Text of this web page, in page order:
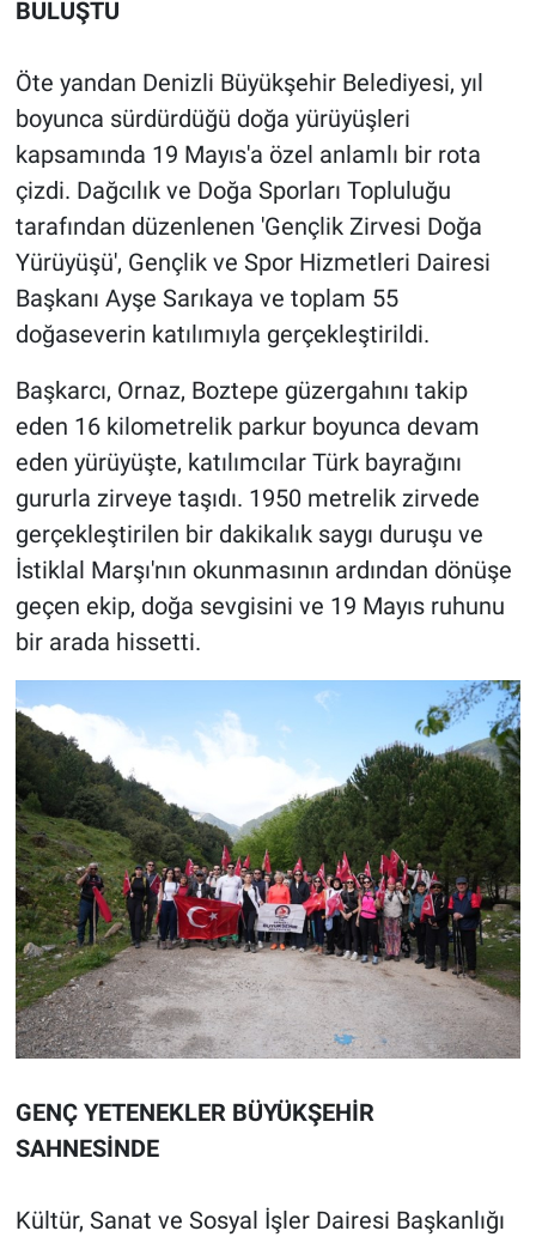
BULUŞTU
Öte yandan Denizli Büyükşehir Belediyesi, yıl
boyunca sürdürdüğü doğa yürüyüşleri
kapsamında 19 Mayıs'a özel anlamlı bir rota
çizdi. Dağcılık ve Doğa Sporları Topluluğu
tarafından düzenlenen 'Gençlik Zirvesi Doğa
Yürüyüşü', Gençlik ve Spor Hizmetleri Dairesi
Başkanı Ayşe Sarıkaya ve toplam 55
doğaseverin katılımıyla gerçekleştirildi.
Başkarcı, Ornaz, Boztepe güzergahını takip
eden 16 kilometrelik parkur boyunca devam
eden yürüyüşte, katılımcılar Türk bayrağını
gururla zirveye taşıdı. 1950 metrelik zirvede
gerçekleştirilen bir dakikalık saygı duruşu ve
İstiklal Marşı'nın okunmasının ardından dönüşe
geçen ekip, doğa sevgisini ve 19 Mayıs ruhunu
bir arada hissetti.
GENÇ YETENEKLER BÜYÜKŞEHİR
SAHNESİNDE
Kültür, Sanat ve Sosyal İşler Dairesi Başkanlığı